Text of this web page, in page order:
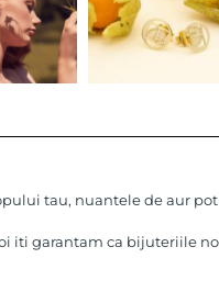
tau, nuantele de aur pot
iti garantam ca bijuteriile